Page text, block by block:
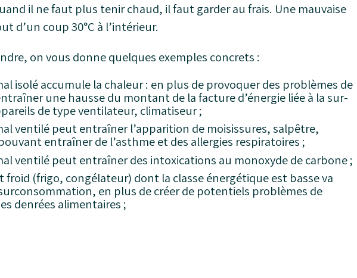
il ne faut plus tenir chaud, il faut garder au frais. Une mauvaise
d’un coup 30°C à l’intérieur.
on vous donne quelques exemples concrets :
isolé accumule la chaleur : en plus de provoquer des problèmes de
une hausse du montant de la facture d’énergie liée à la sur-
de type ventilateur, climatiseur ;
ventilé peut entraîner l’apparition de moisissures, salpêtre,
entraîner de l’asthme et des allergies respiratoires ;
ventilé peut entraîner des intoxications au monoxyde de carbone ;
(frigo, congélateur) dont la classe énergétique est basse va
en plus de créer de potentiels problèmes de
denrées alimentaires ;